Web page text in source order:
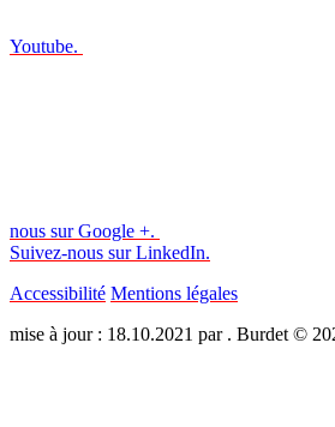
Youtube.
nous sur Google +.
Suivez-nous sur LinkedIn.
Accessibilité Mentions légales
mise à jour : 18.10.2021 par . Burdet ©